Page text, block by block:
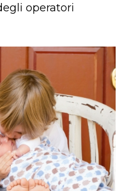
operatori